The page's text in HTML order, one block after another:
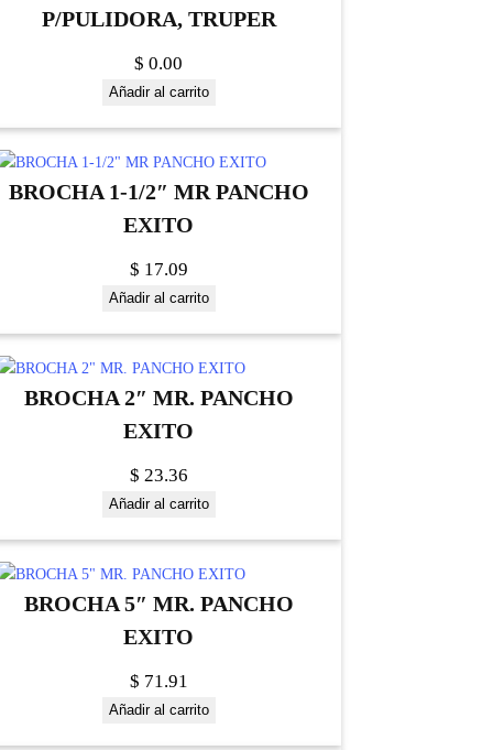
P/PULIDORA, TRUPER
$ 0.00
Añadir al carrito
BROCHA 1-1/2″ MR PANCHO
EXITO
$ 17.09
Añadir al carrito
BROCHA 2″ MR. PANCHO
EXITO
$ 23.36
Añadir al carrito
BROCHA 5″ MR. PANCHO
EXITO
$ 71.91
Añadir al carrito